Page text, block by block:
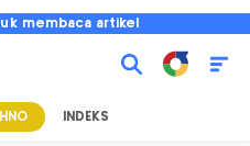
membaca artikel
INDEKS